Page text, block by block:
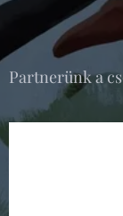
Partnerünk a